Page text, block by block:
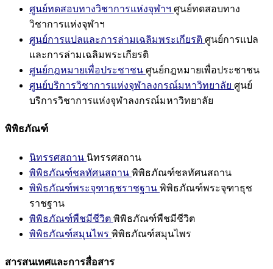
ศูนย์ทดสอบทางวิชาการแห่งจุฬาฯ ศูนย์ทดสอบทาง
วิชาการแห่งจุฬาฯ
ศูนย์การแปลและการล่ามเฉลิมพระเกียรติ ศูนย์การแปล
และการล่ามเฉลิมพระเกียรติ
ศูนย์กฎหมายเพื่อประชาชน ศูนย์กฎหมายเพื่อประชาชน
ศูนย์บริการวิชาการแห่งจุฬาลงกรณ์มหาวิทยาลัย ศูนย์
บริการวิชาการแห่งจุฬาลงกรณ์มหาวิทยาลัย
พิพิธภัณฑ์
นิทรรศสถาน นิทรรศสถาน
พิพิธภัณฑ์ชลทัศนสถาน พิพิธภัณฑ์ชลทัศนสถาน
พิพิธภัณฑ์พระจุฑาธุชราชฐาน พิพิธภัณฑ์พระจุฑาธุช
ราชฐาน
พิพิธภัณฑ์พืชมีชีวิต พิพิธภัณฑ์พืชมีชีวิต
พิพิธภัณฑ์สมุนไพร พิพิธภัณฑ์สมุนไพร
สารสนเทศและการสื่อสาร